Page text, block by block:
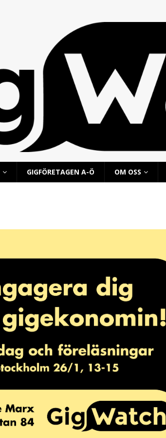
GIGFÖRETAGEN A-Ö OM OSS
Boka föreläsning